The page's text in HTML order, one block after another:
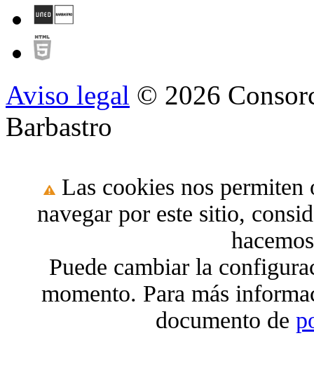
Aviso legal © 2026
Barbastro
Las cookies nos permiten
navegar por este sitio,
Puede cambiar la
momento. Para más
documento de